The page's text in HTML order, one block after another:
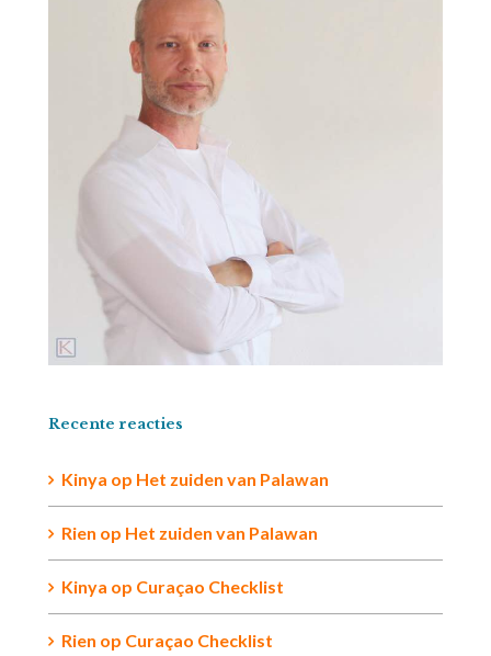
Recente reacties
Kinya op Het zuiden van Palawan
Rien op Het zuiden van Palawan
Kinya op Curaçao Checklist
Rien op Curaçao Checklist